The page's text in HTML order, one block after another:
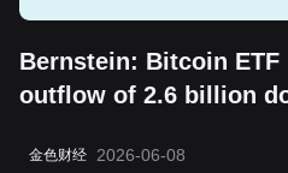
Bernstein: Bitcoin ETF
outflow of 2.6 billion
long-term value
金色财经 2026-06-08